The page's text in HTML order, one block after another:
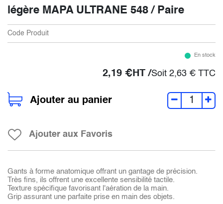
légère MAPA ULTRANE 548 / Paire
Code Produit
En stock
2,19 €HT /Soit 2,63 € TTC
Ajouter au panier
Ajouter aux Favoris
Gants à forme anatomique offrant un gantage de précision.
Très fins, ils offrent une excellente sensibilité tactile.
Texture spécifique favorisant l'aération de la main.
Grip assurant une parfaite prise en main des objets.